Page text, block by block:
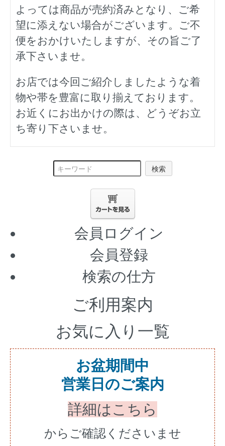
よっては商品が売約済みとなり、ご希
望に添えない場合がございます。ご不
便をおかけいたしますが、その旨ご了
承下さいませ。
お店では今回ご紹介しましたような着
物や帯を豊富に取り揃えております。
お近くにお出かけの際は、どうぞお立
ち寄り下さいませ。
検索
会員ログイン
会員登録
検索の仕方
ご利用案内
お気に入り一覧
お盆期間中
営業日のご案内
詳細はこちら
からご確認くださいませ